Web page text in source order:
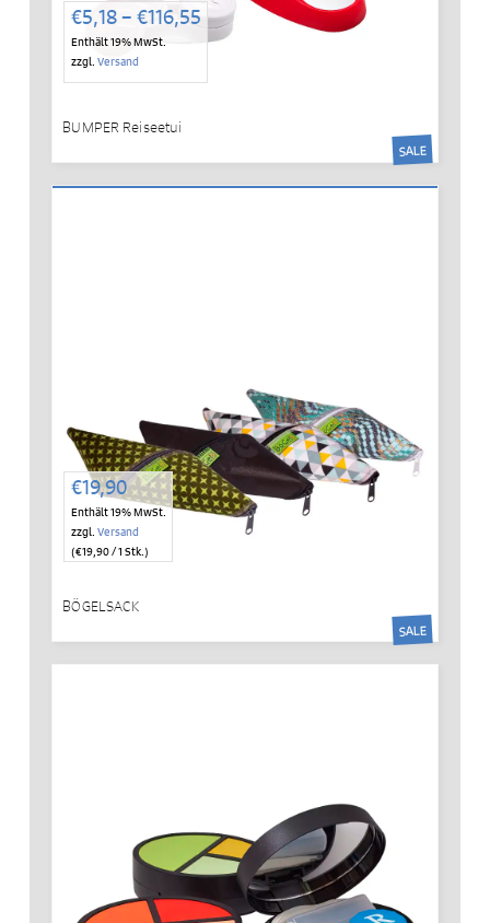
€5,18– €116,55Preisspanne:
€5,18
Enthält 19% MwSt.
zzgl. Versand
BUMPER Reiseetui
SALE
€19,90
Enthält 19% MwSt.
zzgl. Versand
(€19,90/ 1 Stk.)
BÖGELSACK
SALE